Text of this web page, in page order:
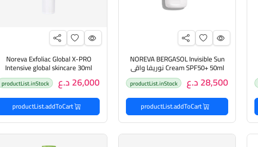
NOREVA BERGASOL Invisible Sun
Cream SPF50+ 50ml نوريفا واقي
شمس مرطب للبشرة28,500 د.ع productList.inStock
productList.addToCart
Noreva Exfoliac Global X-PRO
Intensive global skincare 30ml
نوريفا كريم معالج للبشرة26,000 د.ع productList.inStock
productList.addToCart